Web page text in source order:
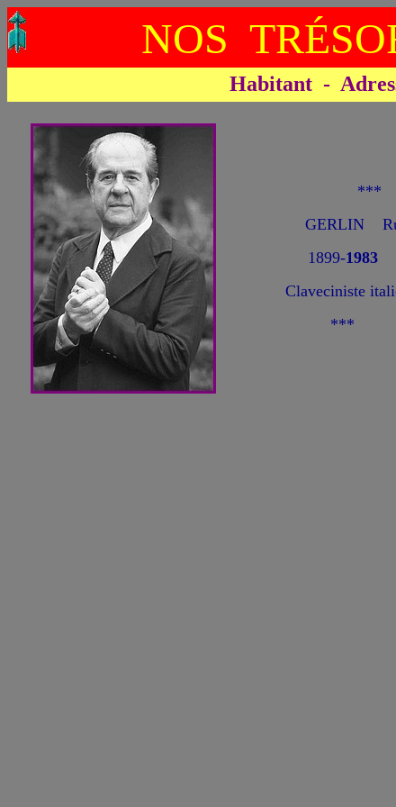
NOS
Habitant -
***
GERLIN
1899-1983
Claveciniste
***